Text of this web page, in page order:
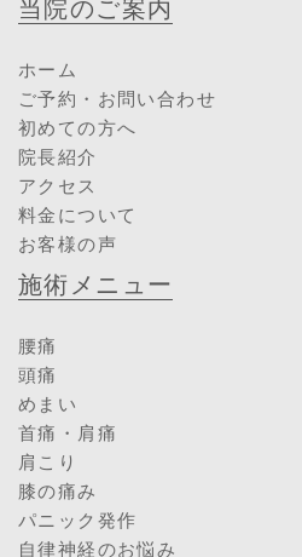
当院のご案内
ホーム
ご予約・お問い合わせ
初めての方へ
院長紹介
アクセス
料金について
お客様の声
施術メニュー
腰痛
頭痛
めまい
首痛・肩痛
肩こり
膝の痛み
パニック発作
自律神経のお悩み